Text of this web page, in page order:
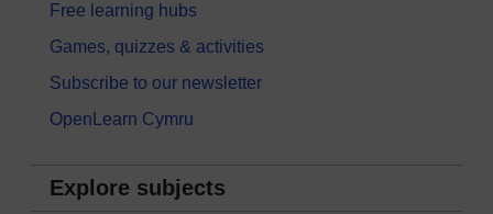
Free learning hubs
Games, quizzes & activities
Subscribe to our newsletter
OpenLearn Cymru
Explore subjects